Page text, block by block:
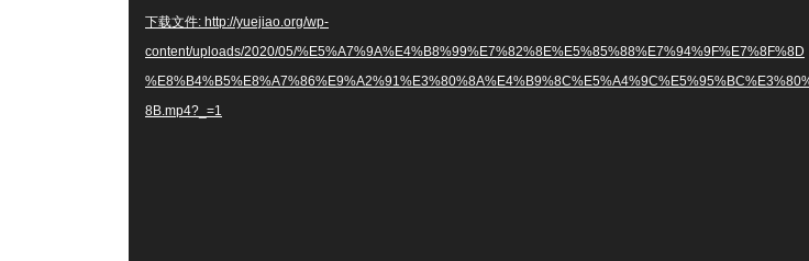
播
放
器
下载文件: http://yuejiao.org/wp-
content/uploads/2020/05/%E5%A7%9A%E4%B8%99%E7%82%8E%E5%85%88%E7%94%9F%E7%8F%8D
8B.mp4?_=1